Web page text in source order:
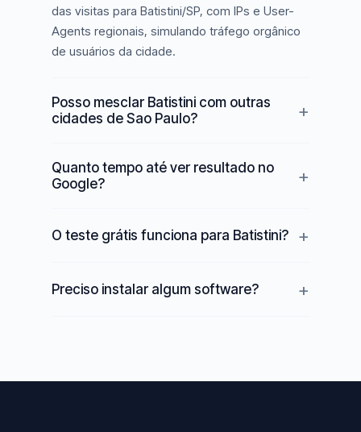
das visitas para Batistini/SP, com IPs e User-
Agents regionais, simulando tráfego orgânico
de usuários da cidade.
Posso mesclar Batistini com outras
cidades de Sao Paulo?
Quanto tempo até ver resultado no
Google?
O teste grátis funciona para Batistini?
Preciso instalar algum software?